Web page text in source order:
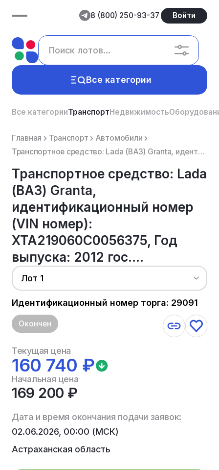
8 (800) 250-93-37 Войти
Все категории
Все категорииТранспортНедвижимость
Главная Транспорт
Автомобили
Транспортное средство: Lada (ВАЗ) Granta, идентификационный номер (VIN номер): XTA219060C0056375, Го...
Транспортное средство: Lada
(ВАЗ) Granta,
идентификационный номер
(VIN номер):
XTA219060C0056375, Год
выпуска: 2012 гос....
Лот 1
Идентификационный номер торга: 29091
Окончен
Текущая цена
160 740 ₽
Начальная цена
169 200 ₽
Дата и время окончания подачи заявок:
02.06.2026, 00:00 (МСК)
Астраханская область